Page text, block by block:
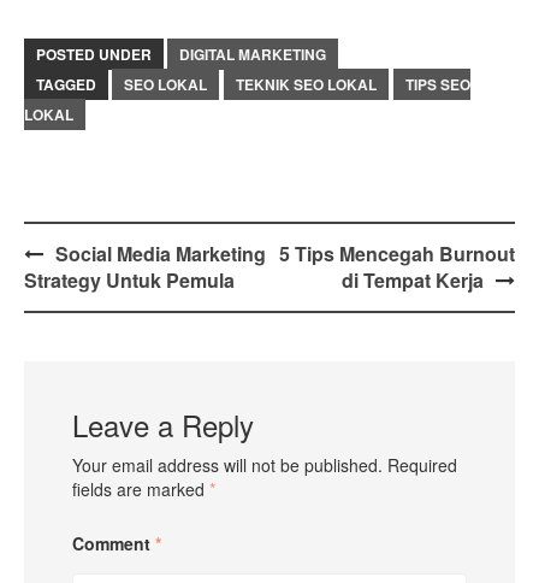
POSTED UNDER
DIGITAL MARKETING
TAGGED
SEO LOKAL TEKNIK SEO LOKAL
TIPS SEO
LOKAL
Post
navigation
Social Media Marketing
Strategy Untuk Pemula
5 Tips Mencegah Burnout
di Tempat Kerja
Leave a Reply
Your email address will not be published. Required
fields are marked *
Comment *